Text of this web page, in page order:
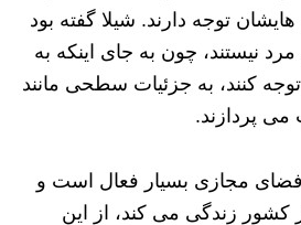
توجه دارند. شیلا گفته بود
نیستند، چون به جای اینکه به
کنند، به جزئیات سطحی مانند
پردازند.
مجازی بسیار فعال است و
زندگی می کند، از این